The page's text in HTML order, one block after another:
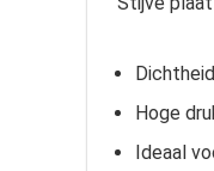
Hoge
Ideaal